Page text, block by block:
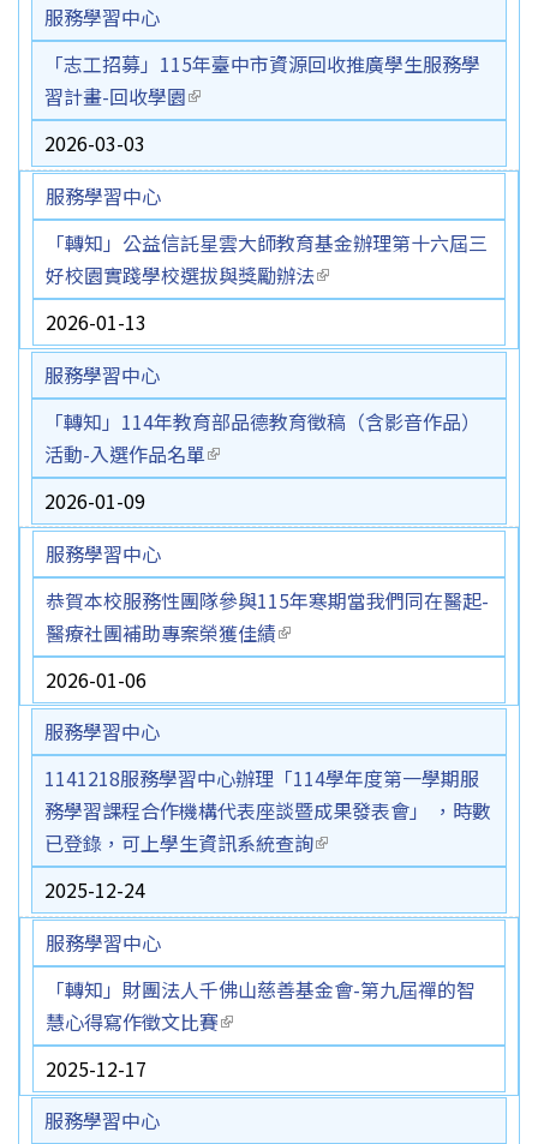
服務學習中心
「志工招募」115年臺中市資源回收推廣學生服務學
習計畫-回收學園(link is external)
2026-03-03
服務學習中心
「轉知」公益信託星雲大師教育基金辦理第十六屆三
好校園實踐學校選拔與獎勵辦法(link is external)
2026-01-13
服務學習中心
「轉知」114年教育部品德教育徵稿（含影音作品）
活動-入選作品名單(link is external)
2026-01-09
服務學習中心
恭賀本校服務性團隊參與115年寒期當我們同在醫起-
醫療社團補助專案榮獲佳績(link is external)
2026-01-06
服務學習中心
1141218服務學習中心辦理「114學年度第一學期服
務學習課程合作機構代表座談暨成果發表會」 ，時數
已登錄，可上學生資訊系統查詢(link is external)
2025-12-24
服務學習中心
「轉知」財團法人千佛山慈善基金會-第九屆禪的智
慧心得寫作徵文比賽(link is external)
2025-12-17
服務學習中心